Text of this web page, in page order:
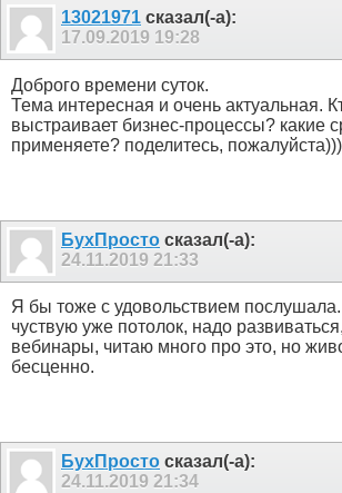
13021971 сказал(-а):
17.09.2019 19:28
Доброго времени суток.
Тема интересная и очень актуальная.
выстраивает бизнес-процессы? какие
применяете? поделитесь, пожалуйста)))
БухПросто сказал(-а):
24.11.2019 21:33
Я бы тоже с удовольствием
чуствую уже потолок, надо
вебинары, читаю много про это, но
бесценно.
БухПросто сказал(-а):
24.11.2019 21:34